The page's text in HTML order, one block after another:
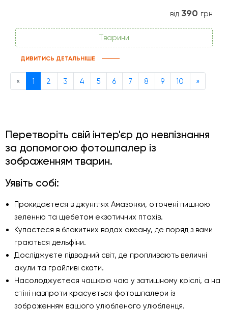
від 390 грн
Тварини
ДИВИТИСЬ ДЕТАЛЬНІШЕ
« Previous
1 2 3 4 5 6 7 8 9 10 »Next
Перетворіть свій інтер'єр до невпізнання
за допомогою фотошпалер із
зображенням тварин.
Уявіть собі:
Прокидаєтеся в джунглях Амазонки, оточені пишною
зеленню та щебетом екзотичних птахів.
Купаєтеся в блакитних водах океану, де поряд з вами
граються дельфіни.
Досліджуєте підводний світ, де пропливають величні
акули та грайливі скати.
Насолоджуєтеся чашкою чаю у затишному кріслі, а на
стіні навпроти красується фотошпалери із
зображенням вашого улюбленого улюбленця.